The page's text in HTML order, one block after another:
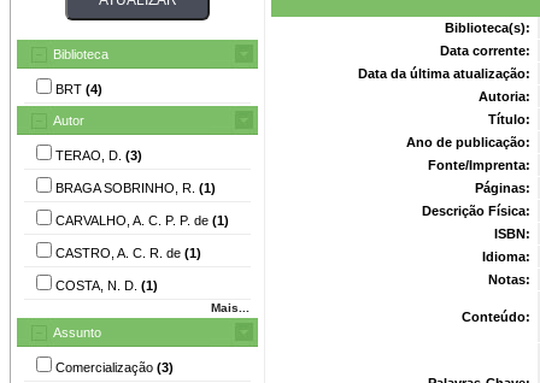
Biblioteca
BRT (4)
Autor
TERAO, D. (3)
BRAGA SOBRINHO, R. (1)
CARVALHO, A. C. P. P. de (1)
CASTRO, A. C. R. de (1)
COSTA, N. D. (1)
Mais...
Assunto
Comercialização (3)
Biblioteca(s):
Data corrente:
Data da última atualização:
Autoria:
Título:
Ano de publicação:
Fonte/Imprenta:
Páginas:
Descrição Física:
ISBN:
Idioma:
Notas:
Conteúdo: